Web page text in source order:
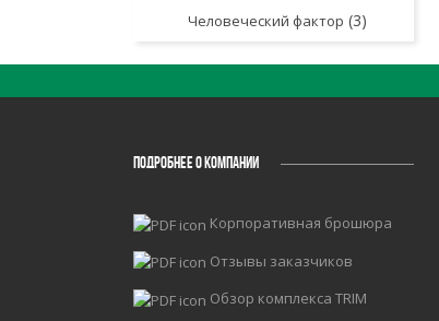
Человеческий фактор (3)
ПОДРОБНЕЕ О КОМПАНИИ
Корпоративная брошюра
Отзывы заказчиков
Обзор комплекса TRIM